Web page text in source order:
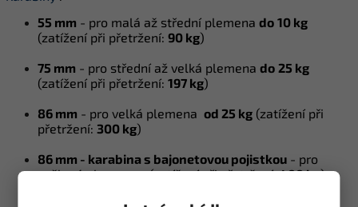
55 mm - pro malá až střední plemena do 10 kg
(zatížení při přetržení: 90 kg)
75 mm - pro střední až velká plemena do 25 kg
(zatížení při přetržení: 197 kg)
86 mm - pro velká plemena od 25 kg (zatížení při
přetržení: 300 kg)
86 mm - karabina s bajonetovou pojistkou - pro
veškerá plemena - (zatížení při přetržení:400 kg)